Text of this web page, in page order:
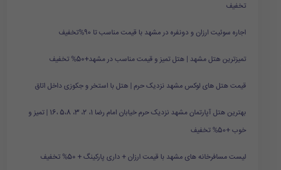
تخفیف
اجاره سوئیت ارزان و دونفره در مشهد با قیمت مناسب تا 90%تخفیف
تمیزترین هتل مشهد | هتل تمیز و قیمت مناسب در مشهد+50% تخفیف
قیمت هتل های لوکس مشهد نزدیک حرم | هتل با استخر و جکوزی داخل اتاق
بهترین هتل آپارتمان مشهد نزدیک حرم خیابان امام رضا 1، 2، 3، 5،8 ،16 | تمیز و
خوب +50% تخفیف
لیست مسافرخانه های مشهد با قیمت ارزان + داری پارکینگ + 50% تخفیف